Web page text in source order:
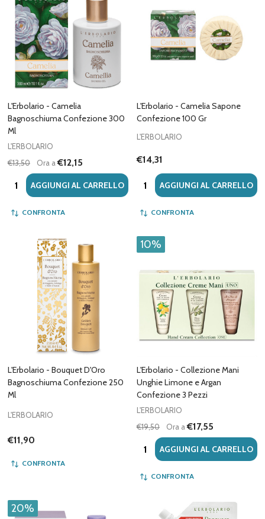
L'Erbolario - Camelia
Bagnoschiuma Confezione 300
Ml
L'ERBOLARIO
€13,50
Ora a€12,15
Quantità:AGGIUNGI AL CARRELLO
CONFRONTA
L'Erbolario - Camelia Sapone
Confezione 100 Gr
L'ERBOLARIO
€14,31
Quantità:AGGIUNGI AL CARRELLO
CONFRONTA
L'Erbolario - Bouquet D'Oro
Bagnoschiuma Confezione 250
Ml
L'ERBOLARIO
€11,90
CONFRONTA
10%
L'Erbolario - Collezione Mani
Unghie Limone e Argan
Confezione 3 Pezzi
L'ERBOLARIO
€19,50
Ora a€17,55
Quantità:AGGIUNGI AL CARRELLO
CONFRONTA
20%